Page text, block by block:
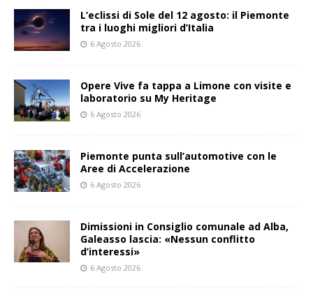
L’eclissi di Sole del 12 agosto: il Piemonte
tra i luoghi migliori d’Italia
6 Agosto 2026
Opere Vive fa tappa a Limone con visite e
laboratorio su My Heritage
6 Agosto 2026
Piemonte punta sull’automotive con le
Aree di Accelerazione
6 Agosto 2026
Dimissioni in Consiglio comunale ad Alba,
Galeasso lascia: «Nessun conflitto
d’interessi»
6 Agosto 2026